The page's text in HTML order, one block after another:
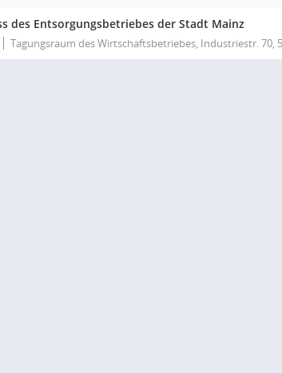
des Entsorgungsbetriebes der Stadt Mainz
Tagungsraum des Wirtschaftsbetriebes, Industriestr. 70,